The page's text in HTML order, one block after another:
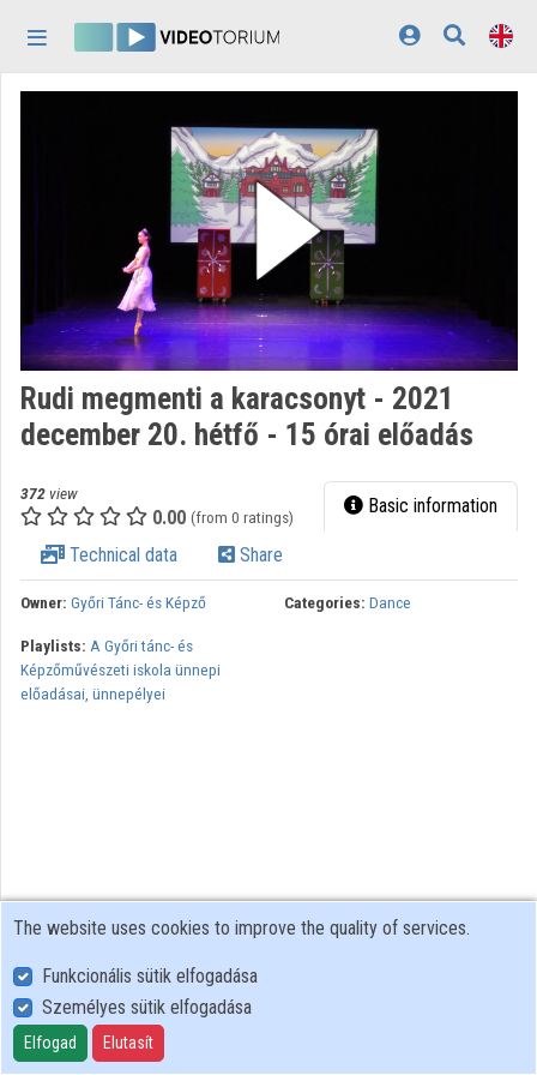
Playlists
Organizations
Contributors
Rudi megmenti a karacsonyt - 2021
december 20. hétfő - 15 órai előadás
372 view
0.00 (from 0 ratings) Basic information
Technical data Share
Owner: Győri Tánc- és Képző Categories: Dance
Playlists: A Győri tánc- és
Képzőművészeti iskola ünnepi
előadásai, ünnepélyei
User Policy
Adatkezelési tájékoztató (en)
Cookie Policy
The website uses cookies to improve the quality of services.
Funkcionális sütik elfogadása
Személyes sütik elfogadása
Elfogad Elutasít